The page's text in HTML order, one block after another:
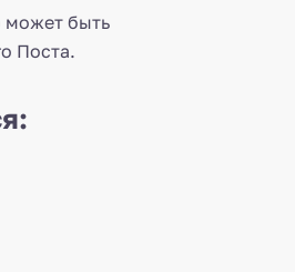
может быть
Поста.